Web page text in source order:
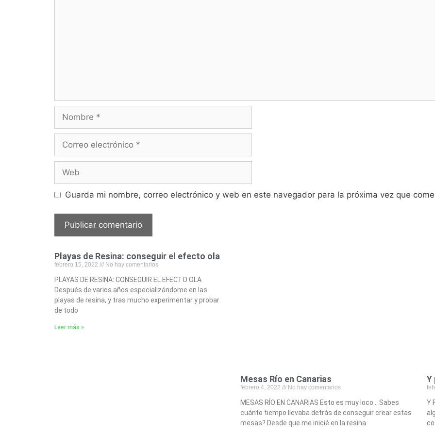
Guarda mi nombre, correo electrónico y web en este navegador para la próxima vez que
Playas de Resina: conseguir el efecto ola
febrero 15, 2022 No hay comentarios
PLAYAS DE RESINA: CONSEGUIR EL EFECTO OLA
Después de varios años especializándome en las
playas de resina, y tras mucho experimentar y probar
de todo
Leer más »
Mesas Río en Canarias
febrero 4, 2022 No hay comentarios
MESAS RÍO EN CANARIAS Esto es muy loco… Sabes
cuánto tiempo llevaba detrás de conseguir crear estas
mesas? Desde que me inicié en la resina
Y
Y